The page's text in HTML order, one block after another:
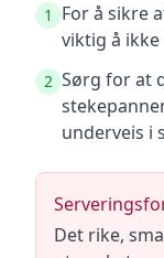
1
For å sikre
viktig å
2 Sørg for at
underveis i
Det rike,